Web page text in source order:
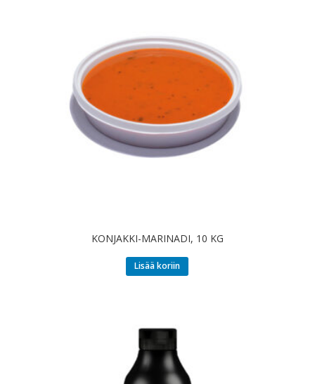
KONJAKKI-MARINADI, 10 KG
Lisää koriin